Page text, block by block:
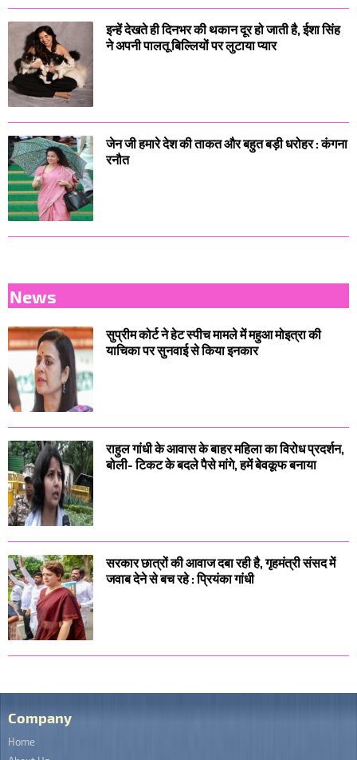
इन्हें देखते ही दिनभर की थकान दूर हो जाती है, ईशा सिंह
ने अपनी पालतू बिल्लियों पर लुटाया प्यार
जेन जी हमारे देश की ताकत और बहुत बड़ी धरोहर : कंगना
रनौत
News
सुप्रीम कोर्ट ने हेट स्पीच मामले में महुआ मोइत्रा की
याचिका पर सुनवाई से किया इनकार
राहुल गांधी के आवास के बाहर महिला का विरोध प्रदर्शन,
बोली- टिकट के बदले पैसे मांगे, हमें बेवकूफ बनाया
सरकार छात्रों की आवाज दबा रही है, गृहमंत्री संसद में
जवाब देने से बच रहे : प्रियंका गांधी
Company
Home